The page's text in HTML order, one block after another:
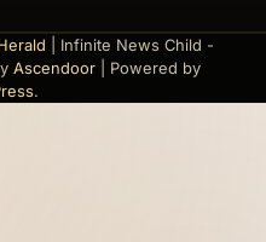
| Infinite News Child -
Ascendoor | Powered by
.